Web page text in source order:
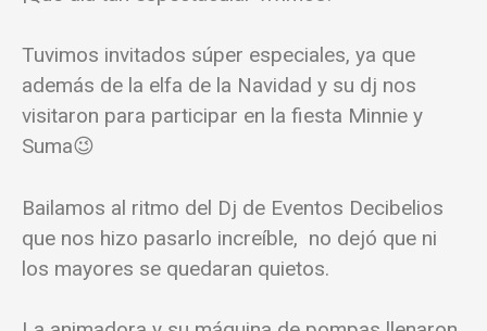
Tuvimos invitados súper especiales, ya que
además de la elfa de la Navidad y su dj nos
visitaron para participar en la fiesta Minnie y
Suma😉
Bailamos al ritmo del Dj de Eventos Decibelios
que nos hizo pasarlo increíble, no dejó que ni
los mayores se quedaran quietos.